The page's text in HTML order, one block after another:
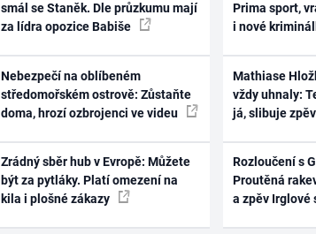
smál se Staněk. Dle průzkumu mají
za lídra opozice Babiše
Nebezpečí na oblíbeném
středomořském ostrově: Zůstaňte
doma, hrozí ozbrojenci ve videu
Zrádný sběr hub v Evropě: Můžete
být za pytláky. Platí omezení na
kila i plošné zákazy
Prima sport,
i nové
Mathiase
vždy uhnaly:
já, slibuje
Rozloučení s
Proutěná
a zpěv Irglové